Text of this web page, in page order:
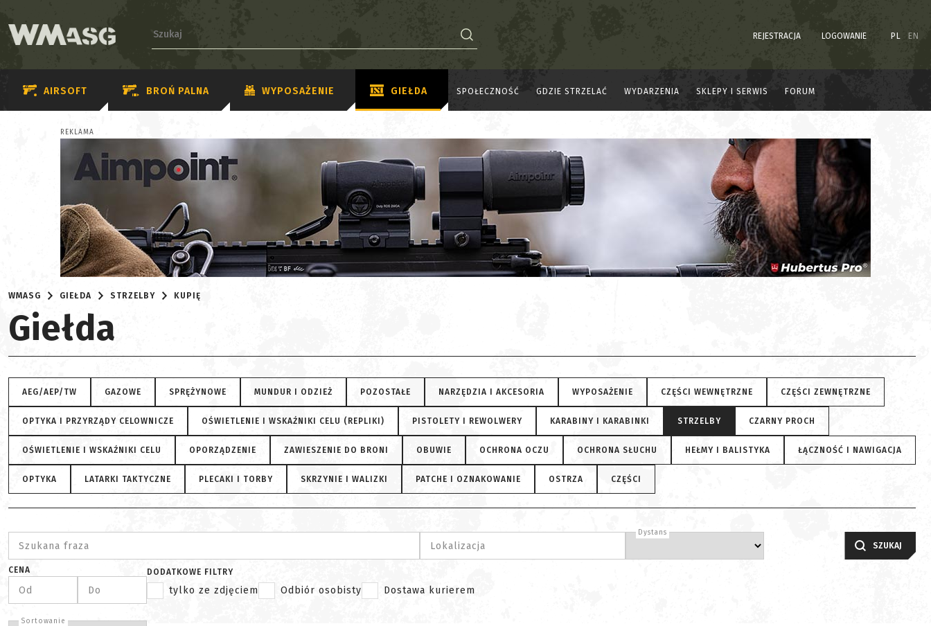
REJESTRACJA LOGOWANIE PL EN
AIRSOFT BROŃ PALNA WYPOSAŻENIE GIEŁDA SPOŁECZNOŚĆ GDZIE STRZELAĆ WYDARZENIA SKLEPY I SERWIS FORUM
REKLAMA
WMASG GIEŁDA STRZELBY KUPIĘ
Giełda
AEG/AEP/TW GAZOWE SPRĘŻYNOWE MUNDUR I ODZIEŻ POZOSTAŁE NARZĘDZIA I AKCESORIA WYPOSAŻENIE CZĘŚCI WEWNĘTRZNE CZĘŚCI ZEWNĘTRZNE
OPTYKA I PRZYRZĄDY CELOWNICZE OŚWIETLENIE I WSKAŹNIKI CELU (REPLIKI) PISTOLETY I REWOLWERY KARABINY I KARABINKI STRZELBY CZARNY PROCH
OŚWIETLENIE I WSKAŹNIKI CELU OPORZĄDZENIE ZAWIESZENIE DO BRONI OBUWIE OCHRONA OCZU OCHRONA SŁUCHU HEŁMY I BALISTYKA ŁĄCZNOŚĆ I NAWIGACJA
OPTYKA LATARKI TAKTYCZNE PLECAKI I TORBY SKRZYNIE I WALIZKI PATCHE I OZNAKOWANIE OSTRZA CZĘŚCI
Szukana fraza Lokalizacja
Dystans
CENA
Od Do
Sortowanie
DODATKOWE FILTRY
tylko ze zdjęciem Odbiór osobisty Dostawa kurierem
SZUKAJ